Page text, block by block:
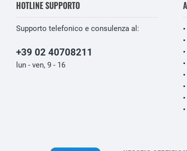
HOTLINE SUPPORTO
Supporto telefonico e consulenza al:
+39 02 40708211
lun - ven, 9 - 16